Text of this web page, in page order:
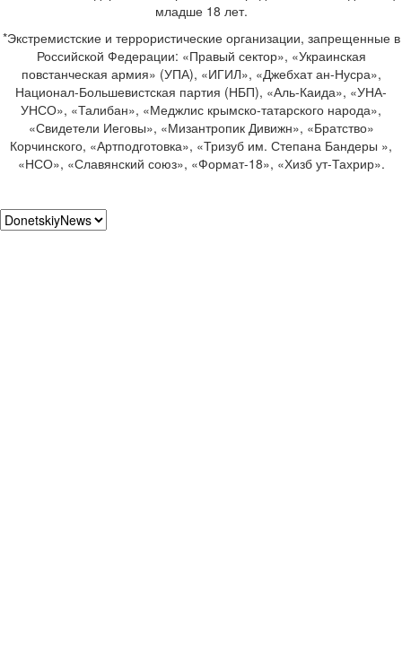
младше 18 лет.
*Экстремистские и террористические организации, запрещенные в
Российской Федерации: «Правый сектор», «Украинская
повстанческая армия» (УПА), «ИГИЛ», «Джебхат ан-Нусра»,
Национал-Большевистская партия (НБП), «Аль-Каида», «УНА-
УНСО», «Талибан», «Меджлис крымско-татарского народа»,
«Свидетели Иеговы», «Мизантропик Дивижн», «Братство»
Корчинского, «Артподготовка», «Тризуб им. Степана Бандеры »,
«НСО», «Славянский союз», «Формат-18», «Хизб ут-Тахрир».